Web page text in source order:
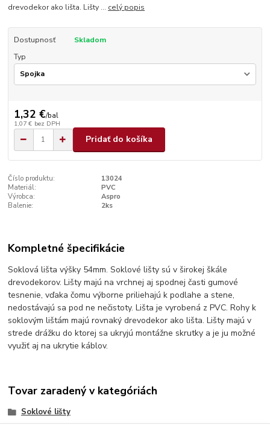
drevodekor ako lišta. Lišty ... celý popis
Dostupnosť
Skladom
Typ
1,32 €/bal
1,07 € bez DPH
Pridať do košíka
Číslo produktu:
13024
Materiál:
PVC
Výrobca:
Aspro
Balenie:
2ks
Kompletné špecifikácie
Soklová lišta výšky 54mm. Soklové lišty sú v širokej škále
drevodekorov. Lišty majú na vrchnej aj spodnej časti gumové
tesnenie, vďaka čomu výborne priliehajú k podlahe a stene,
nedostávajú sa pod ne nečistoty. Lišta je vyrobená z PVC. Rohy k
soklovým lištám majú rovnaký drevodekor ako lišta. Lišty majú v
strede drážku do ktorej sa ukryjú montážne skrutky a je ju možné
využiť aj na ukrytie káblov.
Tovar zaradený v kategóriách
Soklové lišty